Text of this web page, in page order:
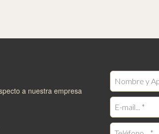
a nuestra empresa